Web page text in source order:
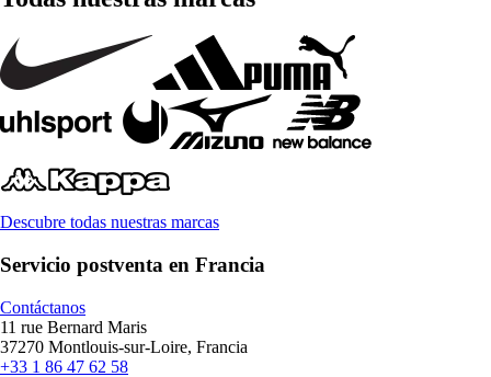
Descubre todas nuestras marcas
Servicio postventa en Francia
Contáctanos
11 rue Bernard Maris
37270 Montlouis-sur-Loire, Francia
+33 1 86 47 62 58